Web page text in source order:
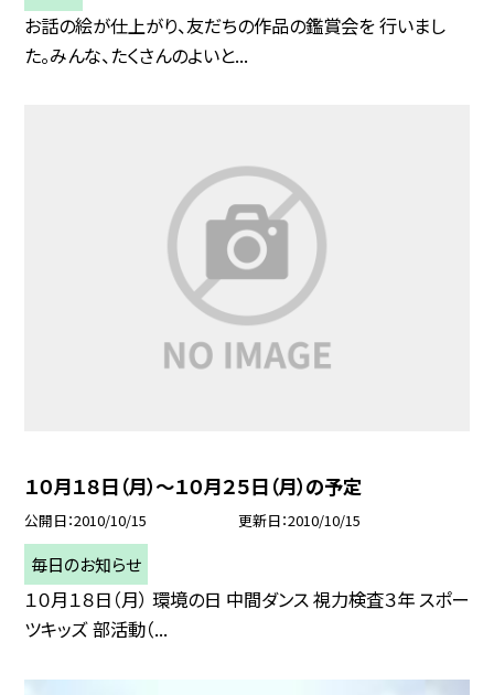
お話の絵が仕上がり、友だちの作品の鑑賞会を 行いまし
た。みんな、たくさんのよいと...
１０月１８日（月）〜１０月２５日（月）の予定
公開日 2010/10/15 更新日 2010/10/15
毎日のお知らせ
１０月１８日（月） 環境の日 中間ダンス 視力検査３年 スポー
ツキッズ 部活動（...